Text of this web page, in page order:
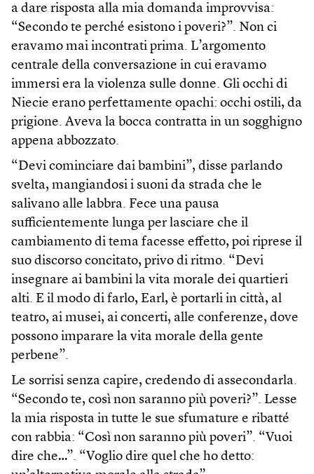
a dare risposta alla mia domanda improvvisa:
“Secondo te perché esistono i poveri?”. Non ci
eravamo mai incontrati prima. L’argomento
centrale della conversazione in cui eravamo
immersi era la violenza sulle donne. Gli occhi di
Niecie erano perfettamente opachi: occhi ostili, da
prigione. Aveva la bocca contratta in un sogghigno
appena abbozzato.
“Devi cominciare dai bambini”, disse parlando
svelta, mangiandosi i suoni da strada che le
salivano alle labbra. Fece una pausa
sufficientemente lunga per lasciare che il
cambiamento di tema facesse effetto, poi riprese il
suo discorso concitato, privo di ritmo. “Devi
insegnare ai bambini la vita morale dei quartieri
alti. E il modo di farlo, Earl, è portarli in città, al
teatro, ai musei, ai concerti, alle conferenze, dove
possono imparare la vita morale della gente
perbene”.
Le sorrisi senza capire, credendo di assecondarla.
“Secondo te, così non saranno più poveri?”. Lesse
la mia risposta in tutte le sue sfumature e ribatté
con rabbia: “Così non saranno più poveri”. “Vuoi
dire che…”. “Voglio dire quel che ho detto: